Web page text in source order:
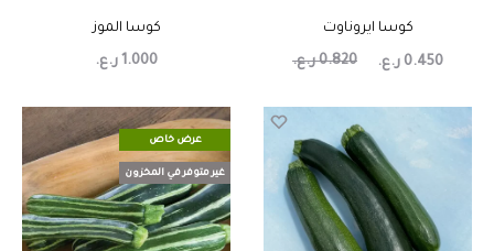
كوسا ايروناوت
0.820 ر.ع. 0.450 ر.ع.
كوسا الموز
1.000 ر.ع.
عرض خاص
غير متوفر في المخزون